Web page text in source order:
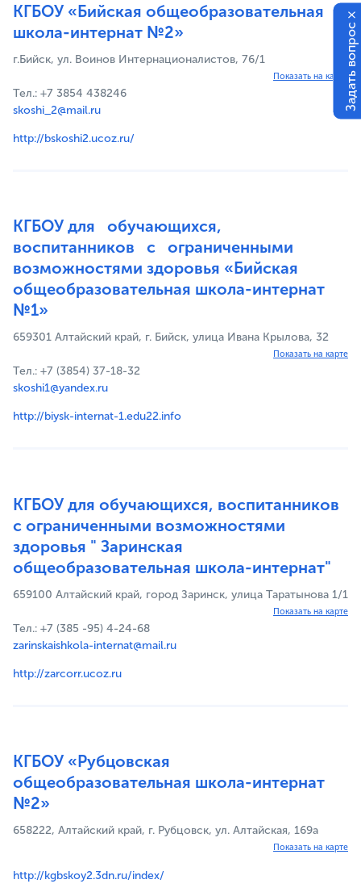
КГБОУ «Бийская общеобразовательная
школа-интернат №2»
г.Бийск, ул. Воинов Интернационалистов, 76/1
Показать на карте
Тел.: +7 3854 438246
skoshi_2@mail.ru
http://bskoshi2.ucoz.ru/
КГБОУ для обучающихся,
воспитанников с ограниченными
возможностями здоровья «Бийская
общеобразовательная школа-интернат
№1»
659301 Алтайский край, г. Бийск, улица Ивана Крылова, 32
Показать на карте
Тел.: +7 (3854) 37-18-32
skoshi1@yandex.ru
http://biysk-internat-1.edu22.info
КГБОУ для обучающихся, воспитанников
с ограниченными возможностями
здоровья " Заринская
общеобразовательная школа-интернат"
659100 Алтайский край, город Заринск, улица Таратынова 1/1
Показать на карте
Тел.: +7 (385 -95) 4-24-68
zarinskaishkola-internat@mail.ru
http://zarcorr.ucoz.ru
КГБОУ «Рубцовская
общеобразовательная школа-интернат
№2»
658222, Алтайский край, г. Рубцовск, ул. Алтайская, 169а
Показать на карте
http://kgbskoy2.3dn.ru/index/
Задать вопрос
×